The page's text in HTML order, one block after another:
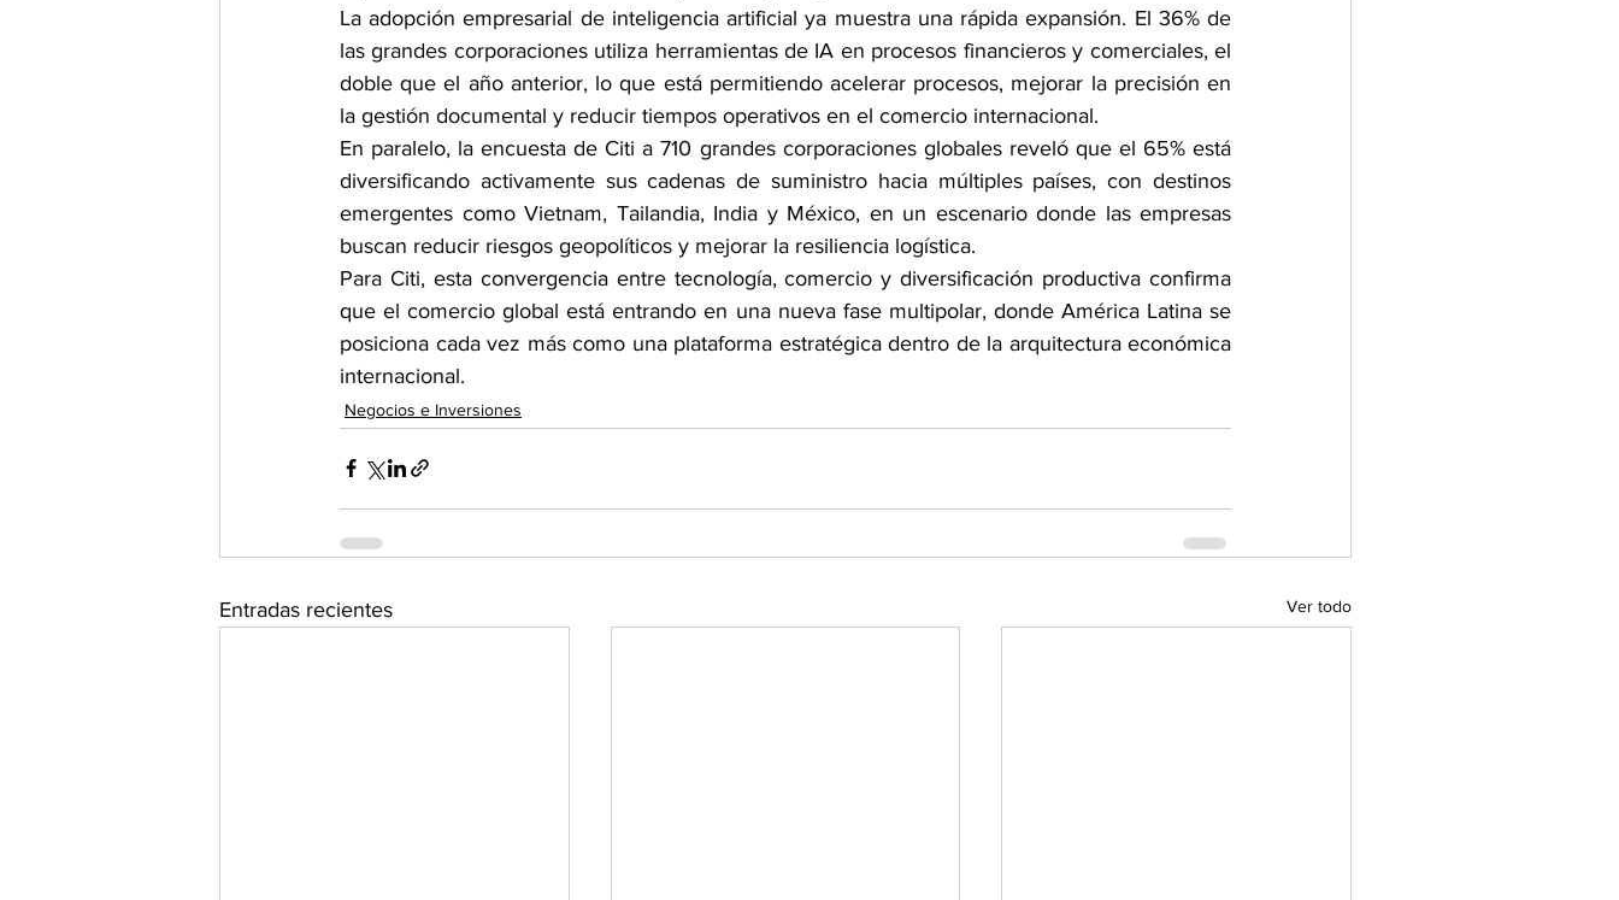
La adopción empresarial de inteligencia artificial ya muestra una rápida expansión. El 36% de
las grandes corporaciones utiliza herramientas de IA en procesos financieros y comerciales, el
doble que el año anterior, lo que está permitiendo acelerar procesos, mejorar la precisión en
la gestión documental y reducir tiempos operativos en el comercio internacional.
En paralelo, la encuesta de Citi a 710 grandes corporaciones globales reveló que el 65% está
diversificando activamente sus cadenas de suministro hacia múltiples países, con destinos
emergentes como Vietnam, Tailandia, India y México, en un escenario donde las empresas
buscan reducir riesgos geopolíticos y mejorar la resiliencia logística.
Para Citi, esta convergencia entre tecnología, comercio y diversificación productiva confirma
que el comercio global está entrando en una nueva fase multipolar, donde América Latina se
posiciona cada vez más como una plataforma estratégica dentro de la arquitectura económica
internacional.
Negocios e Inversiones
Entradas recientes Ver todo